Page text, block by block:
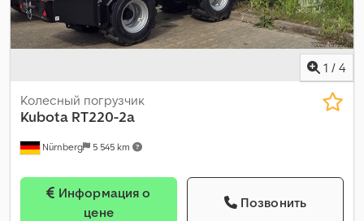
1 / 4
Nürnberg 5 545 km
Колесный погрузчик
Kubota RT220-2a
цене
Позвонить